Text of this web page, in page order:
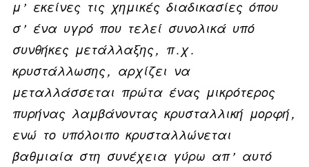
μ’ εκείνες τις χημικές διαδικασίες όπου
σ’ ένα υγρό που τελεί συνολικά υπό
συνθήκες μετάλλαξης, π.χ.
κρυστάλλωσης, αρχίζει να
μεταλλάσσεται πρώτα ένας μικρότερος
πυρήνας λαμβάνοντας κρυσταλλική μορφή,
ενώ το υπόλοιπο κρυσταλλώνεται
βαθμιαία στη συνέχεια γύρω απ’ αυτό